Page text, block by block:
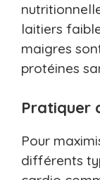
laitiers
maigres
protéines
Pratiquer
Pour
différents